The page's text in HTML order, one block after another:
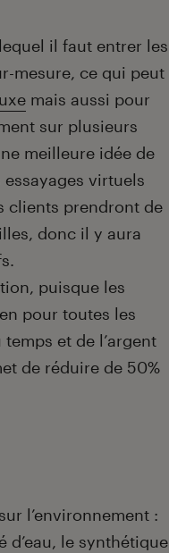
il faut entrer les
mesure, ce qui peut
mais aussi pour
sur plusieurs
meilleure idée de
virtuels
clients prendront de
donc il y aura
puisque les
pour toutes les
et de l’argent
de réduire de 50%
l’environnement :
le synthétique